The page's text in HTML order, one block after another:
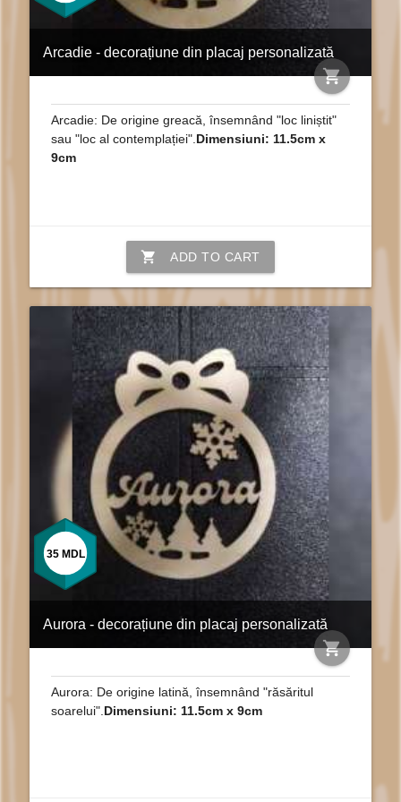
Arcadie - decorațiune din placaj personalizată
shopping_cart
Arcadie: De origine greacă, însemnând "loc liniștit"
sau "loc al contemplației". Dimensiuni: 11.5cm x
9cm
shopping_cart ADD TO CART
Aurora - decorațiune din placaj personalizată
shopping_cart
35 MDL
Aurora: De origine latină, însemnând "răsăritul
soarelui". Dimensiuni: 11.5cm x 9cm